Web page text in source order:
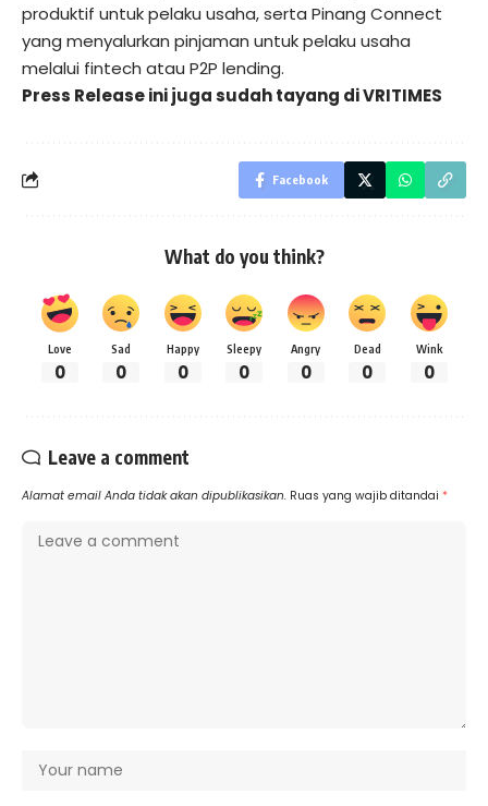
produktif untuk pelaku usaha, serta Pinang Connect
yang menyalurkan pinjaman untuk pelaku usaha
melalui fintech atau P2P lending.
Press Release ini juga sudah tayang diVRITIMES
Facebook
What do you think?
Love
0
Sad
0
Happy
0
Sleepy
0
Angry
0
Dead
0
Wink
0
Leave a comment
Alamat email Anda tidak akan dipublikasikan. Ruas yang wajib ditandai *